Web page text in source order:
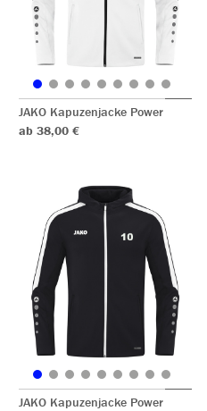
JAKO Kapuzenjacke Power
ab 38,00 €
JAKO Kapuzenjacke Power